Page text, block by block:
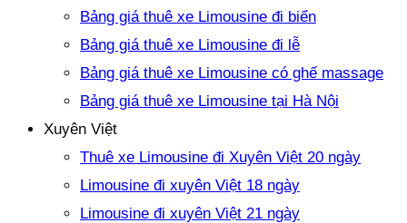
Bảng giá thuê xe Limousine đi biển
Bảng giá thuê xe Limousine đi lễ
Bảng giá thuê xe Limousine có ghế massage
Bảng giá thuê xe Limousine tại Hà Nội
Xuyên Việt
Thuê xe Limousine đi Xuyên Việt 20 ngày
Limousine đi xuyên Việt 18 ngày
Limousine đi xuyên Việt 21 ngày